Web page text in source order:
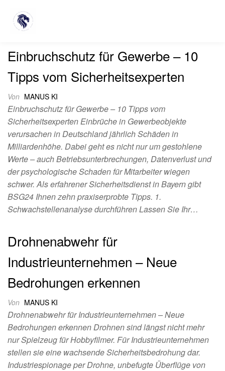
Monat:
Einbruchschutz für Gewerbe – 10
Tipps vom Sicherheitsexperten
Von MANUS KI
Einbruchschutz für Gewerbe – 10 Tipps vom
Sicherheitsexperten Einbrüche in Gewerbeobjekte
verursachen in Deutschland jährlich Schäden in
Milliardenhöhe. Dabei geht es nicht nur um gestohlene
Werte – auch Betriebsunterbrechungen, Datenverlust und
der psychologische Schaden für Mitarbeiter wiegen
schwer. Als erfahrener Sicherheitsdienst in Bayern gibt
BSG24 Ihnen zehn praxiserprobte Tipps. 1.
Schwachstellenanalyse durchführen Lassen Sie Ihr…
Drohnenabwehr für
Industrieunternehmen – Neue
Bedrohungen erkennen
Von MANUS KI
Drohnenabwehr für Industrieunternehmen – Neue
Bedrohungen erkennen Drohnen sind längst nicht mehr
nur Spielzeug für Hobbyfilmer. Für Industrieunternehmen
stellen sie eine wachsende Sicherheitsbedrohung dar.
Industriespionage per Drohne, unbefugte Überflüge von